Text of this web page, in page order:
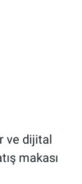
ve dijital
makası